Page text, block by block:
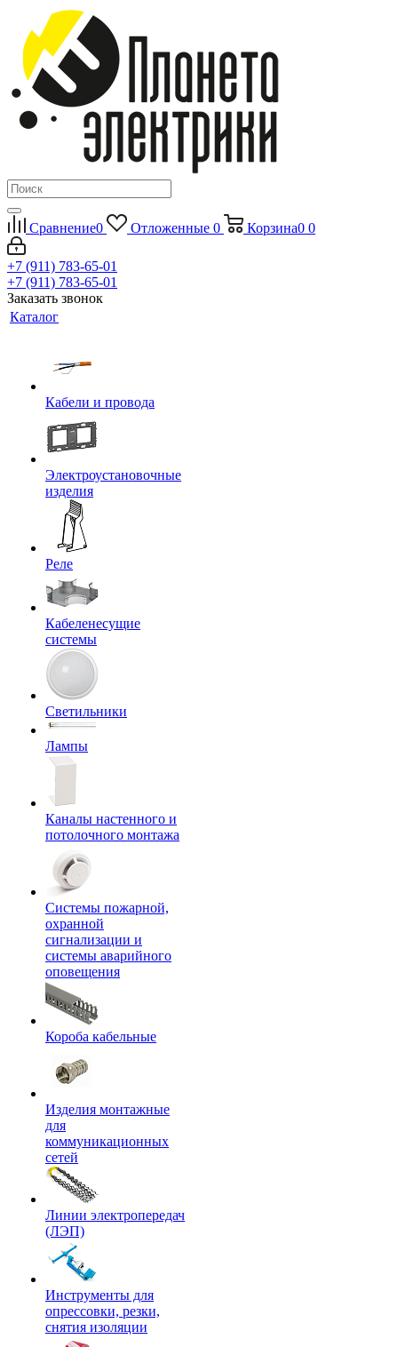
Сравнение0 Отложенные 0 Корзина0 0
+7 (911) 783-65-01
+7 (911) 783-65-01
Заказать звонок
Каталог
Кабели и провода
Электроустановочные
изделия
Реле
Кабеленесущие
системы
Светильники
Лампы
Каналы настенного и
потолочного монтажа
Системы пожарной,
охранной
сигнализации и
системы аварийного
оповещения
Короба кабельные
Изделия монтажные
для
коммуникационных
сетей
Линии электропередач
(ЛЭП)
Инструменты для
опрессовки, резки,
снятия изоляции